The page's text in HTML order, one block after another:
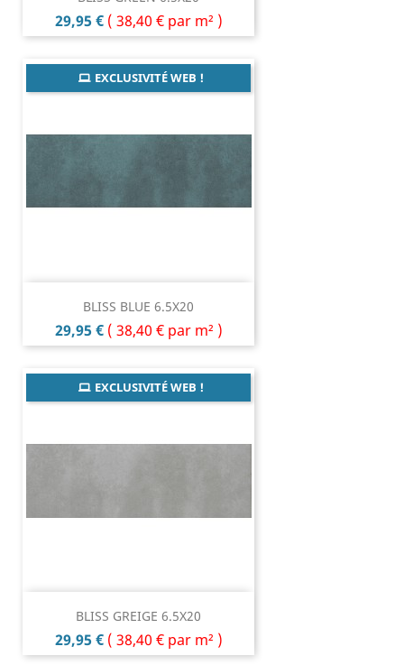
Prix
29,95 € ( 38,40 € par m² )
BLISS BLUE 6.5X20
Prix
29,95 € ( 38,40 € par m² )
EXCLUSIVITÉ WEB !
BLISS GREIGE 6.5X20
Prix
29,95 € ( 38,40 € par m² )
EXCLUSIVITÉ WEB !